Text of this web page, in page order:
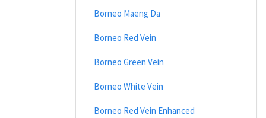
Borneo Maeng Da
Borneo Red Vein
Borneo Green Vein
Borneo White Vein
Borneo Red Vein Enhanced